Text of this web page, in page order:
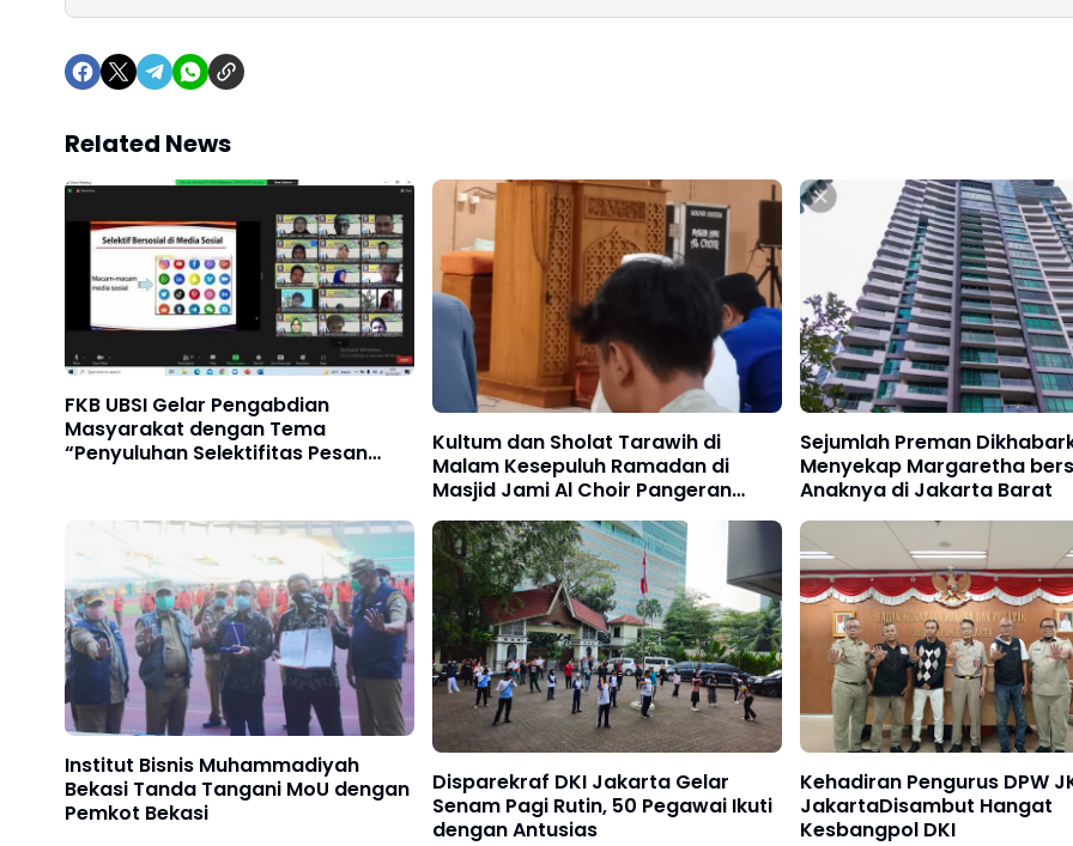
Related News
FKB UBSI Gelar Pengabdian
Masyarakat dengan Tema
“Penyuluhan Selektifitas Pesan
Babelan Kabupaten Bekasi”
Kultum dan Sholat Tarawih di
Malam Kesepuluh Ramadan di
Masjid Jami Al Choir Pangeran
Jayakarta Berjalan Khidmat
Sejumlah Preman
Menyekap Margaretha
Anaknya di Jakarta Barat
Institut Bisnis Muhammadiyah
Bekasi Tanda Tangani MoU dengan
Pemkot Bekasi
Disparekraf DKI Jakarta Gelar
Senam Pagi Rutin, 50 Pegawai Ikuti
dengan Antusias
Kehadiran Pengurus DPW
JakartaDisambut Hangat
Kesbangpol DKI